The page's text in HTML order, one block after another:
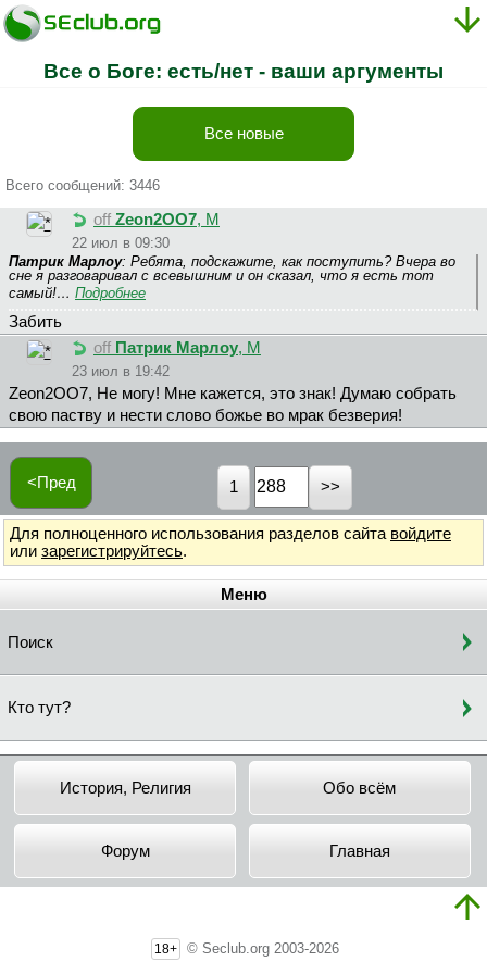
Все о Боге: есть/нет - ваши аргументы
Все новые
Всего сообщений: 3446
off Zeon2OO7, М
22 июл в 09:30
Патрик Марлоу: Ребята, подскажите, как поступить? Вчера во
сне я разговаривал с всевышним и он сказал, что я есть тот
самый!… Подробнее
Забить
off Патрик Марлоу, М
23 июл в 19:42
Zeon2OO7, Не могу! Мне кажется, это знак! Думаю собрать
свою паству и нести слово божье во мрак безверия!
<Пред 1
Для полноценного использования разделов сайта войдите
или зарегистрируйтесь.
Меню
Поиск
Кто тут?
История, Религия Обо всём
Форум Главная
18+ © Seclub.org 2003-2026